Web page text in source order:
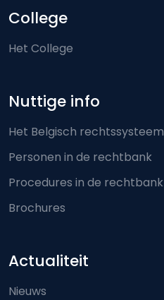
College
Het College
Nuttige info
Het Belgisch rechtssysteem
Personen in de rechtbank
Procedures in de rechtbank
Brochures
Actualiteit
Nieuws